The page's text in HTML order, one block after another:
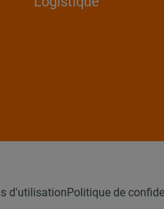
d'utilisationPolitique de